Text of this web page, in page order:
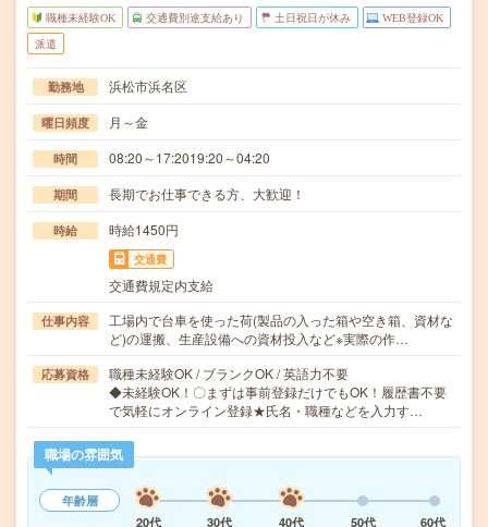
職種未経験OK 交通費別途支給あり 土日祝日が休み WEB登録OK
派遣
勤務地 浜松市浜名区
曜日頻度 月～金
時間 08:20～17:2019:20～04:20
期間 長期でお仕事できる方、大歓迎！
時給 時給1450円
交通費
交通費規定内支給
仕事内容
工場内で台車を使った荷(製品の入った箱や空き箱、資材な
ど)の運搬、生産設備への資材投入など※実際の作…
応募資格
職種未経験OK / ブランクOK / 英語力不要
◆未経験OK！〇まずは事前登録だけでもOK！履歴書不要
で気軽にオンライン登録★氏名・職種などを入力す…
職場の雰囲気
年齢層
20代
30代 40代 50代 60代